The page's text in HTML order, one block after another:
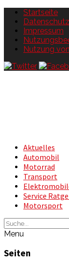
Startseite
Impressum
Nutzung
Aktuelles
Automobil
Motorrad
Transport
Service
Motorsport
Menu
Seiten